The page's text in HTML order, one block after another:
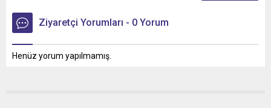
Ziyaretçi Yorumları - 0 Yorum
Henüz yorum yapılmamış.